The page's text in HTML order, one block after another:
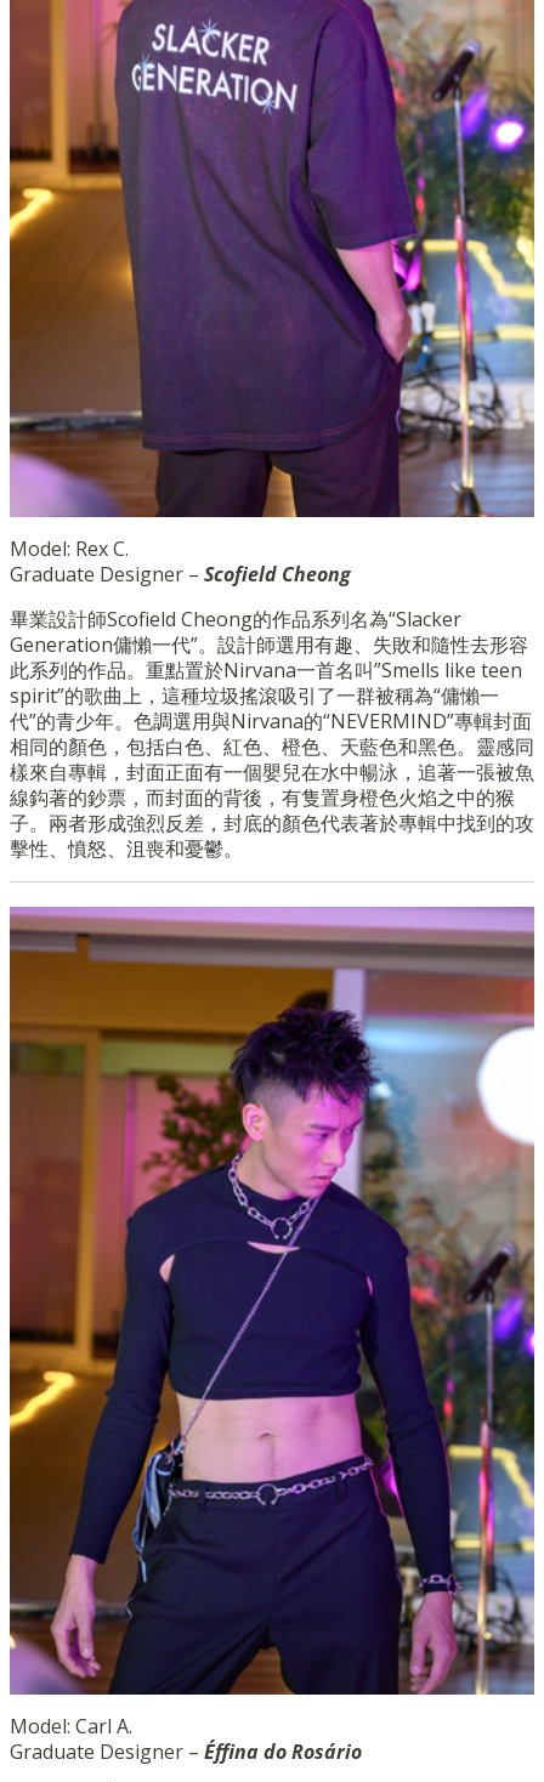
Model: Rex C.
Graduate Designer – Scofield Cheong
畢業設計師Scofield Cheong的作品系列名為“Slacker
Generation傭懶一代”。設計師選用有趣、失敗和隨性去形容
此系列的作品。重點置於Nirvana一首名叫”Smells like teen
spirit”的歌曲上，這種垃圾搖滾吸引了一群被稱為“傭懶一
代”的青少年。色調選用與Nirvana的“NEVERMIND”專輯封面
相同的顏色，包括白色、紅色、橙色、天藍色和黑色。靈感同
樣來自專輯，封面正面有一個嬰兒在水中暢泳，追著一張被魚
線鈎著的鈔票，而封面的背後，有隻置身橙色火焰之中的猴
子。兩者形成強烈反差，封底的顏色代表著於專輯中找到的攻
擊性、憤怒、沮喪和憂鬱。
Model: Carl A.
Graduate Designer – Éffina do Rosário